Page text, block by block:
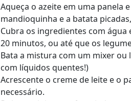
Aqueça o azeite em uma panela
mandioquinha e a batata
Cubra os ingredientes com
20 minutos, ou até que os
Bata a mistura com um mixer
com líquidos quentes!)
Acrescente o creme de leite e o
necessário.